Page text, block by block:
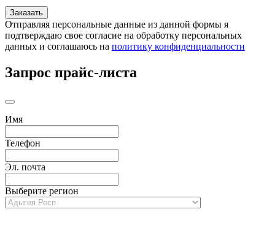
Отправляя персональные данные из данной формы я
подтверждаю свое согласие на обработку персональных
данных и соглашаюсь на политику конфиденциальности
Запрос прайс-листа
Имя
Телефон
Эл. почта
Выберите регион